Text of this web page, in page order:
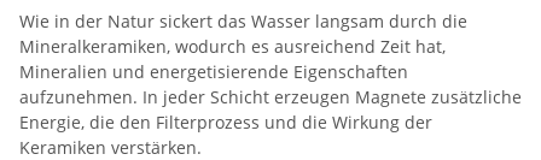
Wie in der Natur sickert das Wasser langsam durch die
Mineralkeramiken, wodurch es ausreichend Zeit hat,
Mineralien und energetisierende Eigenschaften
aufzunehmen. In jeder Schicht erzeugen Magnete zusätzliche
Energie, die den Filterprozess und die Wirkung der
Keramiken verstärken.